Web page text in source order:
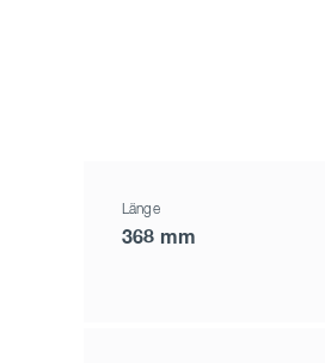
Länge
368 mm